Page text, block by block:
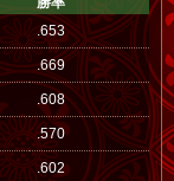
.653
.669
.608
.570
.602